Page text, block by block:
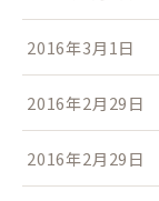
2016年3月1日
2016年2月29日
2016年2月29日